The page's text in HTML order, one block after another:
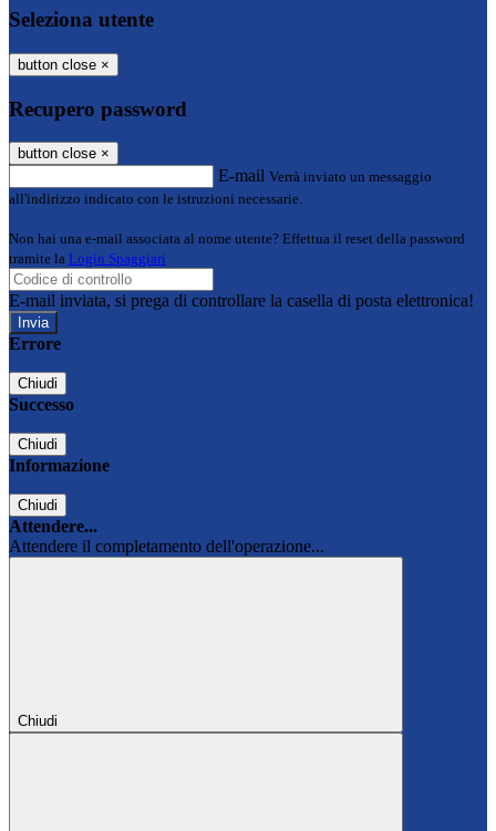
Seleziona utente
button close ×
Recupero password
button close ×
E-mail Verrà inviato un messaggio
all'indirizzo indicato con le istruzioni necessarie.
Non hai una e-mail associata al nome utente? Effettua il reset della password
tramite la Login Spaggiari
E-mail inviata, si prega di controllare la casella di posta elettronica!
Errore
Chiudi
Successo
Chiudi
Informazione
Chiudi
Attendere...
Attendere il completamento dell'operazione...
Chiudi